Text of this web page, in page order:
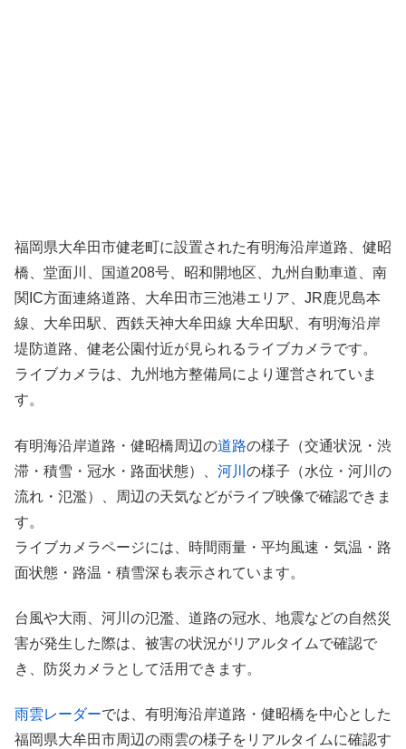
福岡県大牟田市健老町に設置された有明海沿岸道路、健昭
橋、堂面川、国道208号、昭和開地区、九州自動車道、南
関IC方面連絡道路、大牟田市三池港エリア、JR鹿児島本
線、大牟田駅、西鉄天神大牟田線 大牟田駅、有明海沿岸
堤防道路、健老公園付近が見られるライブカメラです。
ライブカメラは、九州地方整備局により運営されていま
す。
有明海沿岸道路・健昭橋周辺の道路の様子（交通状況・渋
滞・積雪・冠水・路面状態）、 河川 の様子（水位・河川の
流れ・氾濫）、周辺の天気などがライブ映像で確認できま
す。
ライブカメラページには、時間雨量・平均風速・気温・路
面状態・路温・積雪深も表示されています。
台風や大雨、河川の氾濫、道路の冠水、地震などの自然災
害が発生した際は、被害の状況がリアルタイムで確認で
き、防災カメラとして活用できます。
雨雲レーダーでは、有明海沿岸道路・健昭橋を中心とした
福岡県大牟田市周辺の雨雲の様子をリアルタイムに確認す